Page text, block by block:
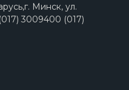
Минск, ул.
3009400 (017)